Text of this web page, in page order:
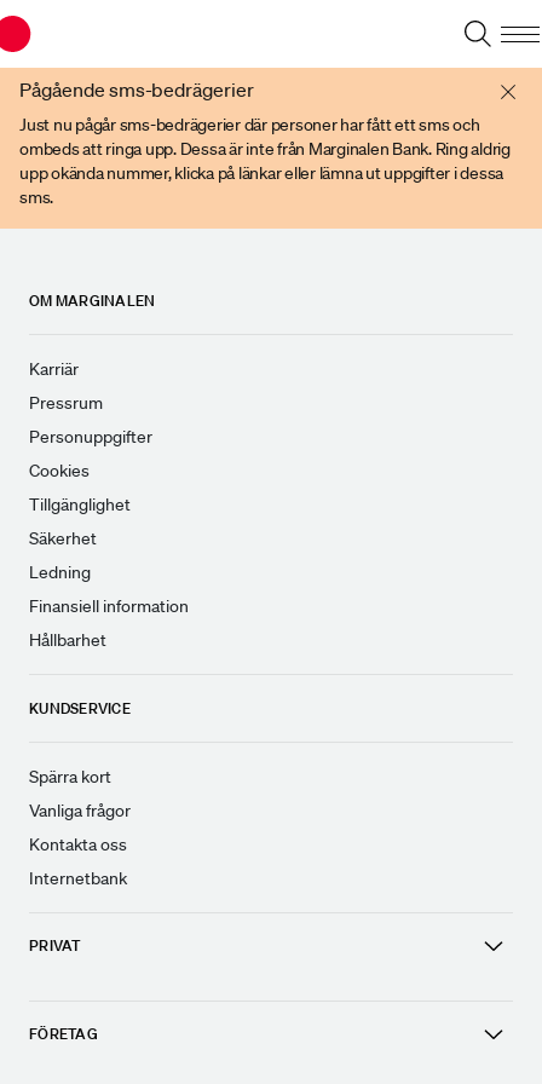
Pågående sms-bedrägerier
Just nu pågår sms-bedrägerier där personer har fått ett sms och
ombeds att ringa upp. Dessa är inte från Marginalen Bank. Ring aldrig
upp okända nummer, klicka på länkar eller lämna ut uppgifter i dessa
sms.
OM MARGINALEN
Karriär
Pressrum
Personuppgifter
Cookies
Tillgänglighet
Säkerhet
Ledning
Finansiell information
Hållbarhet
KUNDSERVICE
Spärra kort
Vanliga frågor
Kontakta oss
Internetbank
PRIVAT
FÖRETAG
Du har en gammal webbläsare. Vänligen använd senare versioner av t ex